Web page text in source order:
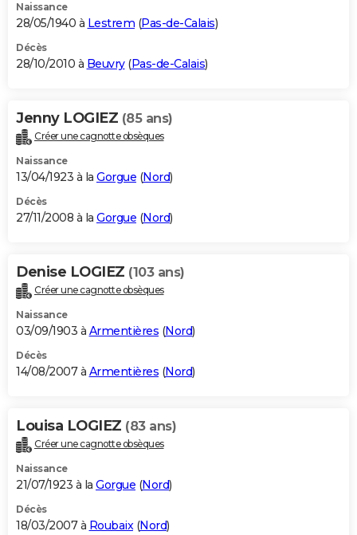
Naissance
28/05/1940 à Lestrem (Pas-de-Calais)
Décès
28/10/2010 à Beuvry(Pas-de-Calais)
Jenny LOGIEZ (85 ans)
Créer une cagnotte obsèques
Naissance
13/04/1923 à la Gorgue (Nord)
Décès
27/11/2008 à la Gorgue (Nord)
Denise LOGIEZ (103 ans)
Créer une cagnotte obsèques
Naissance
03/09/1903 à Armentières (Nord)
Décès
14/08/2007 à Armentières (Nord)
Louisa LOGIEZ (83 ans)
Créer une cagnotte obsèques
Naissance
21/07/1923 à la Gorgue (Nord)
Décès
18/03/2007 à Roubaix(Nord)